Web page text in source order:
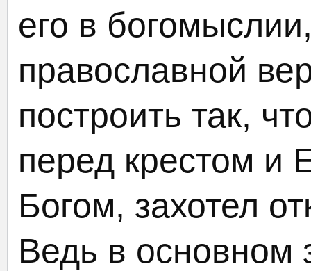
его в
православной
построить так,
перед крестом и
Богом, захотел
Ведь в основном